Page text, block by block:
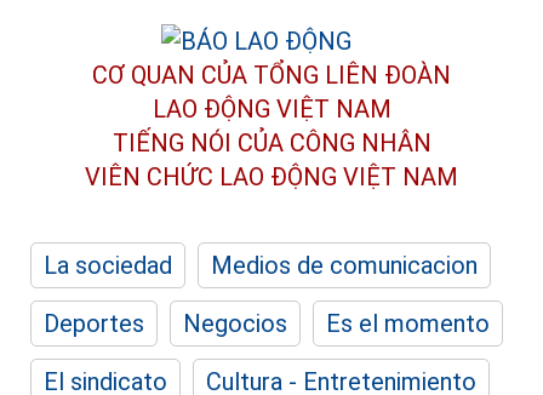
CƠ QUAN CỦA TỔNG LIÊN ĐOÀN
LAO ĐỘNG VIỆT NAM
TIẾNG NÓI CỦA CÔNG NHÂN
VIÊN CHỨC LAO ĐỘNG VIỆT NAM
La sociedad
Medios de comunicacion
Deportes
Negocios
Es el momento
El sindicato
Cultura - Entretenimiento